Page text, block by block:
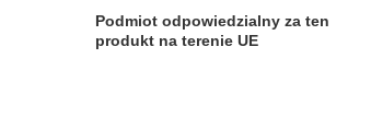
Podmiot odpowiedzialny za ten
produkt na terenie UE